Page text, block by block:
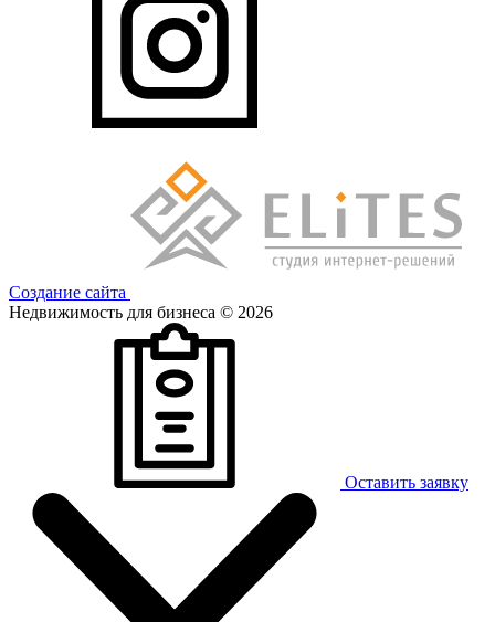
Создание сайта
Недвижимость для бизнеса © 2026
Оставить заявку